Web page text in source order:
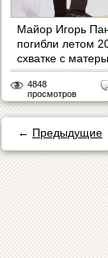
Майор Игорь
погибли летом
схватке с
4848
просмотров
← Предыдущие